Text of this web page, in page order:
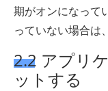
期がオンになって
っていない場合は
2.2 アプリ
ットする